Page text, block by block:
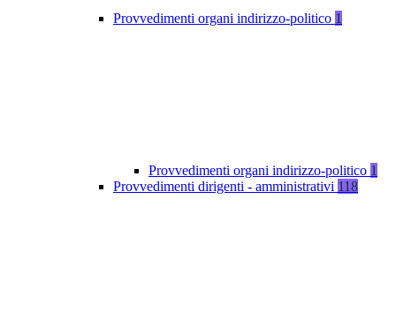
Provvedimenti organi indirizzo-politico 1
Provvedimenti organi indirizzo-politico 1
Provvedimenti dirigenti - amministrativi 118